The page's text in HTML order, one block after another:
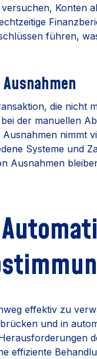
Konten
führen,
die nicht
der manuellen
nimmt
Systeme und
Ausnahmen
effektiv zu
und in
effiziente